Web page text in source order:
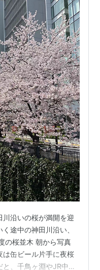
沿いの桜が満開を迎
途中の神田川沿い、
の桜並木 朝から写真
は缶ビール片手に夜桜
と、千鳥ヶ淵やJR中